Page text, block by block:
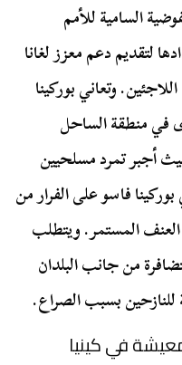
السامية للأمم
لتقديم دعم معزز لغانا
وتعاني بوركينا
في منطقة الساحل
أجبر تمرد مسلحيين
فاسو على الفرار من
العنف المستمر. ويتطلب
من جانب البلدان
للنازحين بسبب الصراع.
في كينيا